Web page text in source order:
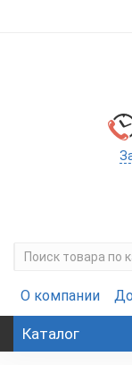
О компании
Каталог